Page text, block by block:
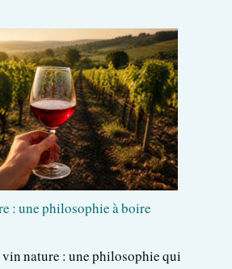
: une philosophie à boire
nature : une philosophie qui